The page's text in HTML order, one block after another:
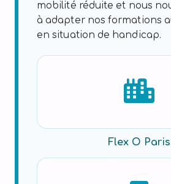
mobilité réduite et nous
à adapter nos formations
en situation de handicap.
Flex O Paris